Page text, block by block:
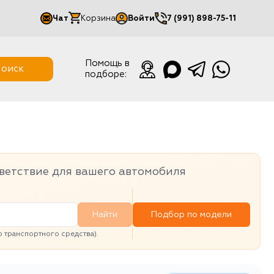
Чат Корзина Войти
Мой кабинет
7 (991) 898-75-11
Помощь в
подборе:
для вашего автомобиля
Найти
средства).
Подбор по модели